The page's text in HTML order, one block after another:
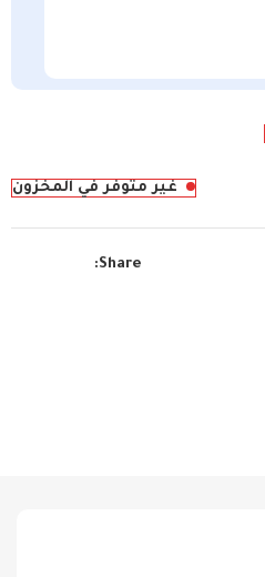
غير متوفر في المخزون
Share: